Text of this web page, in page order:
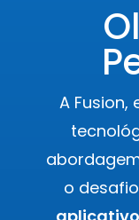
A Fusion,
o